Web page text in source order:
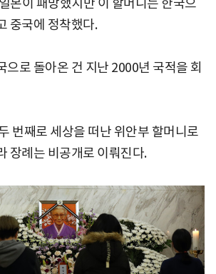
중국에 정착했다.
으로 돌아온 건 지난 2000년 국적을 회
번째로 세상을 떠난 위안부 할머니로
장례는 비공개로 이뤄진다.